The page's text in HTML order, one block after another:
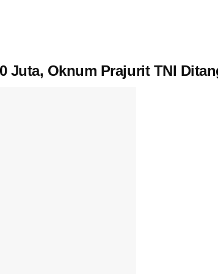
Juta, Oknum Prajurit TNI